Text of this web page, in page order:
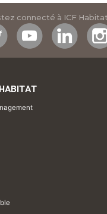
connecté à ICF Habitat